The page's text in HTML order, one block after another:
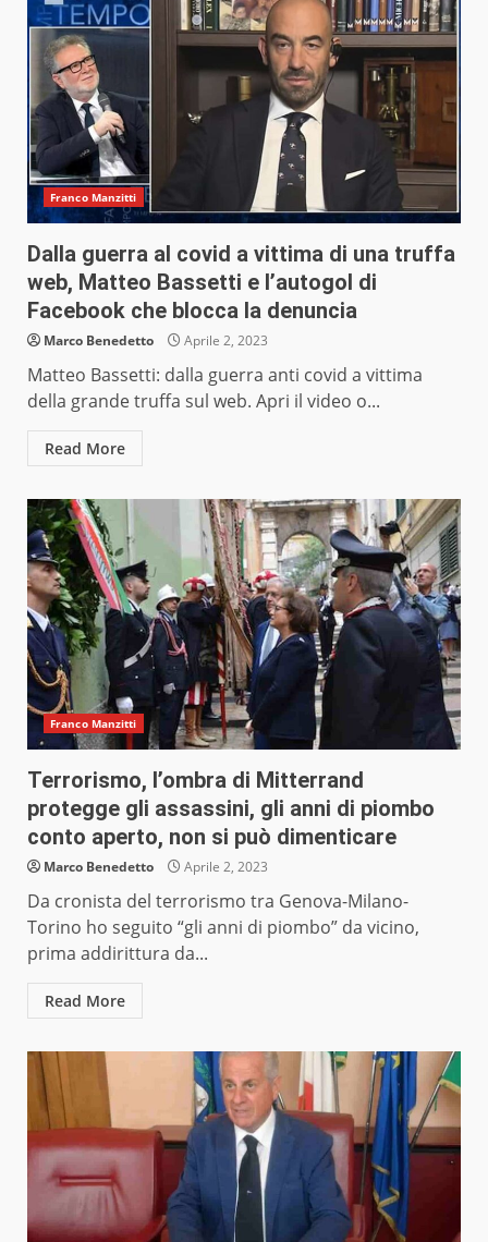
Franco Manzitti
Dalla guerra al covid a vittima di una truffa
web, Matteo Bassetti e l’autogol di
Facebook che blocca la denuncia
Marco Benedetto Aprile 2, 2023
Matteo Bassetti: dalla guerra anti covid a vittima
della grande truffa sul web. Apri il video o...
Read More
Franco Manzitti
Terrorismo, l’ombra di Mitterrand
protegge gli assassini, gli anni di piombo
conto aperto, non si può dimenticare
Marco Benedetto Aprile 2, 2023
Da cronista del terrorismo tra Genova-Milano-
Torino ho seguito “gli anni di piombo” da vicino,
prima addirittura da...
Read More